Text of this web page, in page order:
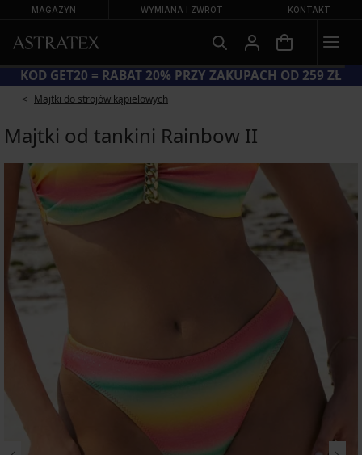
MAGAZYN WYMIANA I ZWROT KONTAKT
KOD
LETNIA WYPRZEDAŻ DO −70%
Majtki do strojów kąpielowych
Majtki od tankini Rainbow II